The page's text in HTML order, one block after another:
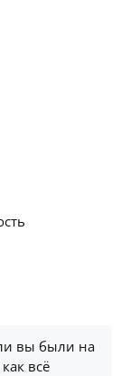
вы были на
всё